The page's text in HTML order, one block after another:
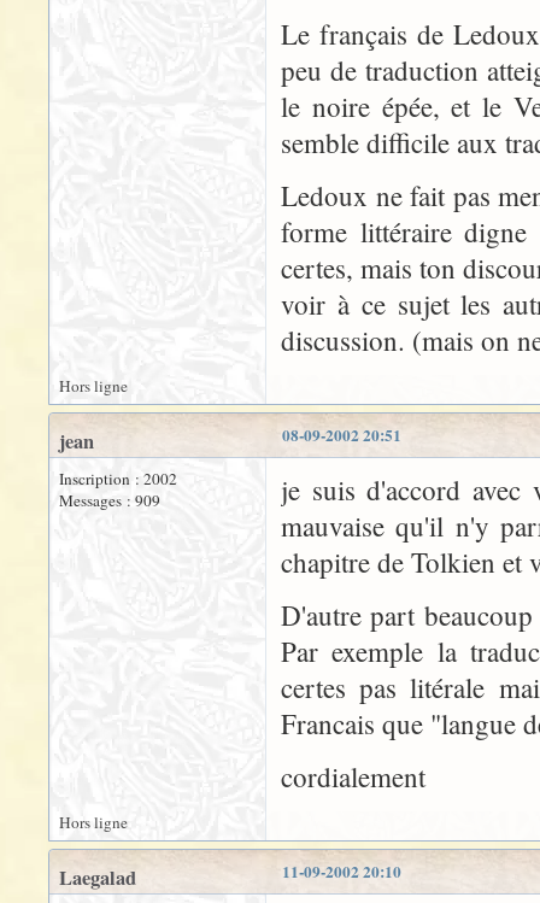
Le français de
peu de traduction
le noire épée, et le
semble difficile aux
Ledoux ne fait pas
forme littéraire
certes, mais ton
voir à ce sujet les
discussion. (mais on
Hors ligne
08-09-2002 20:51
jean
Inscription : 2002
Messages : 909
je suis d'accord
mauvaise qu'il n'y
chapitre de Tolkien et
D'autre part
Par exemple la
certes pas litérale
Francais que "langue
cordialement
Hors ligne
11-09-2002 20:10
Laegalad